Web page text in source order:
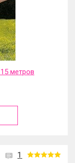
метров
1